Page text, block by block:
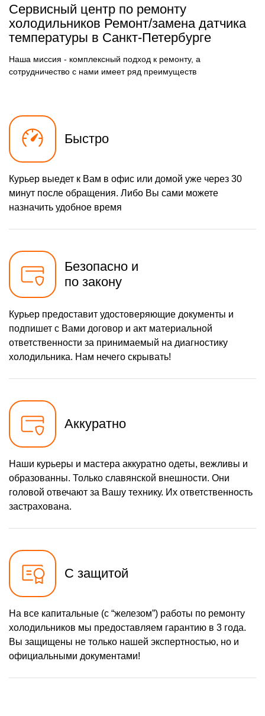
Замена фильтра
осушителя
500 р
Замена электросхемы
590 р
Замена нагревателя
оттайки
500 р
Сервисный центр по ремонту
холодильников Ремонт/замена датчика
температуры в Санкт-Петербурге
Наша миссия - комплексный подход к ремонту, а
сотрудничество с нами имеет ряд преимуществ
Быстро
Курьер выедет к Вам в офис или домой уже через 30
минут после обращения. Либо Вы сами можете
назначить удобное время
Безопасно и
по закону
Курьер предоставит удостоверяющие документы и
подпишет с Вами договор и акт материальной
ответственности за принимаемый на диагностику
холодильника. Нам нечего скрывать!
Аккуратно
Наши курьеры и мастера аккуратно одеты, вежливы и
образованны. Только славянской внешности. Они
головой отвечают за Вашу технику. Их ответственность
застрахована.
С защитой
На все капитальные (с “железом”) работы по ремонту
холодильников мы предоставляем гарантию в 3 года.
Вы защищены не только нашей экспертностью, но и
официальными документами!